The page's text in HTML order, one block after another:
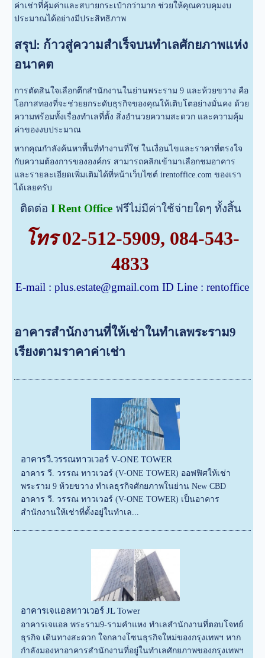
ค่าเช่าที่คุ้มค่าและสบายกระเป๋ากว่ามาก ช่วยให้คุณควบคุมงบ
ประมาณได้อย่างมีประสิทธิภาพ
สรุป: ก้าวสู่ความสำเร็จบนทำเลศักยภาพแห่ง
อนาคต
การตัดสินใจเลือกตึกสำนักงานในย่านพระราม 9 และห้วยขวาง คือ
โอกาสทองที่จะช่วยยกระดับธุรกิจของคุณให้เติบโตอย่างมั่นคง ด้วย
ความพร้อมทั้งเรื่องทำเลที่ตั้ง สิ่งอำนวยความสะดวก และความคุ้ม
ค่าของงบประมาณ
หากคุณกำลังค้นหาพื้นที่ทำงานที่ใช่ ในเงื่อนไขและราคาที่ตรงใจ
กับความต้องการขององค์กร สามารถคลิกเข้ามาเลือกชมอาคาร
และรายละเอียดเพิ่มเติมได้ที่หน้าเว็บไซต์ irentoffice.com ของเรา
ได้เลยครับ
ติดต่อ I Rent Office ฟรีไม่มีค่าใช้จ่ายใดๆ ทั้งสิ้น
โทร 02-512-5909, 084-543-
4833
E-mail :plus.estate@gmail.com ID Line : rentoffice
อาคารสำนักงานที่ให้เช่าในทำเลพระราม9
เรียงตามราคาค่าเช่า
อาคารวี.วรรณทาวเวอร์ V-ONE TOWER
อาคาร วี. วรรณ ทาวเวอร์ (V-ONE TOWER) ออฟฟิศให้เช่า
พระราม 9 ห้วยขวาง ทำเลธุรกิจศักยภาพในย่าน New CBD
อาคาร วี. วรรณ ทาวเวอร์ (V-ONE TOWER) เป็นอาคาร
สำนักงานให้เช่าที่ตั้งอยู่ในทำเล...
อาคารเจแอลทาวเวอร์ JL Tower
อาคารเจแอล พระราม9-รามคำแหง ทำเลสำนักงานที่ตอบโจทย์
ธุรกิจ เดินทางสะดวก ใจกลางโซนธุรกิจใหม่ของกรุงเทพฯ หาก
กำลังมองหาอาคารสำนักงานที่อยู่ในทำเลศักยภาพของกรุงเทพฯ